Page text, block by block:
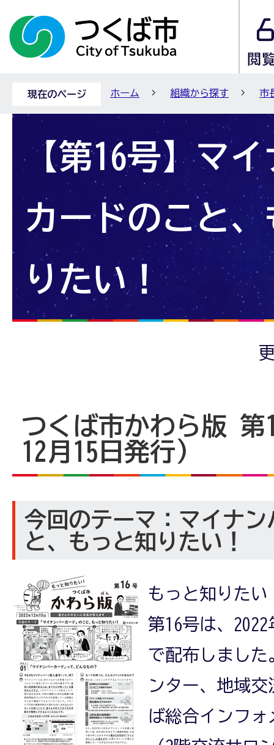
現在のページ ホーム 組織から探す 市
【第16号】マ
カードのこと
りたい！
つくば市かわら版 第
12月15日発行)
今回のテーマ：マイナ
と、もっと知りたい！
もっと知りた
第16号は、
で配布しまし
ンター、地域
ば総合インフ